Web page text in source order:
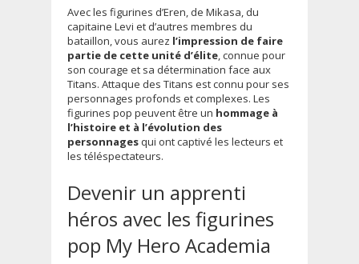
Avec les figurines d’Eren, de Mikasa, du
capitaine Levi et d’autres membres du
bataillon, vous aurez l’impression de faire
partie de cette unité d’élite, connue pour
son courage et sa détermination face aux
Titans. Attaque des Titans est connu pour ses
personnages profonds et complexes. Les
figurines pop peuvent être un hommage à
l’histoire et à l’évolution des
personnagesqui ont captivé les lecteurs et
les téléspectateurs.
Devenir un apprenti
héros avec les figurines
pop My Hero Academia